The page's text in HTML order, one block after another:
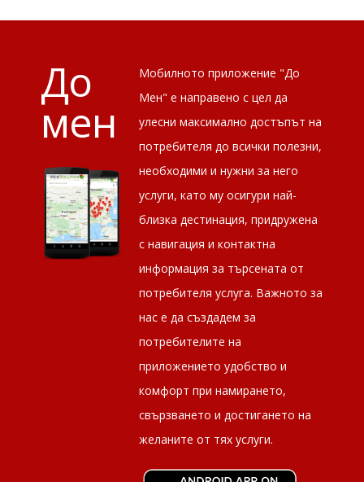
До
мен
Мобилното приложение "До
Мен" е направено с цел да
улесни максимално достъпът на
потребителя до всички полезни,
необходими и нужни за него
услуги, като му осигури най-
близка дестинация, придружена
с навигация и контактна
информация за търсената от
потребителя услуга. Важното за
нас е да създадем за
потребителите на
приложението удобство и
комфорт при намирането,
свързването и достигането на
желаните от тях услуги.